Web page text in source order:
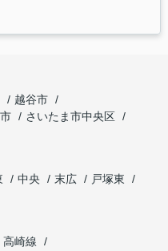
越谷市
さいたま市中央区
中央 末広
戸塚東
高崎線